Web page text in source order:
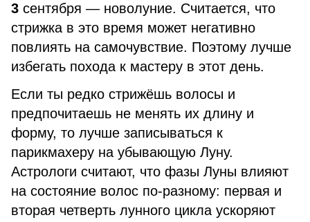
3 сентября — новолуние. Считается, что
стрижка в это время может негативно
повлиять на самочувствие. Поэтому лучше
избегать похода к мастеру в этот день.
Если ты редко стрижёшь волосы и
предпочитаешь не менять их длину и
форму, то лучше записываться к
парикмахеру на убывающую Луну.
Астрологи считают, что фазы Луны влияют
на состояние волос по-разному: первая и
вторая четверть лунного цикла ускоряют